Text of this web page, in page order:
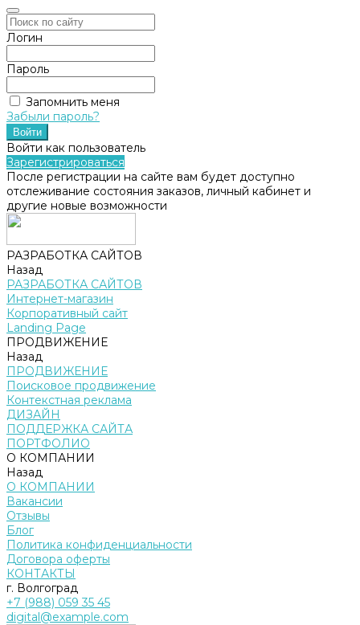
Логин
Пароль
Запомнить меня
Забыли пароль?
Войти как пользователь
Зарегистрироваться
После регистрации на сайте вам будет доступно
отслеживание состояния заказов, личный кабинет и
другие новые возможности
РАЗРАБОТКА САЙТОВ
Назад
РАЗРАБОТКА САЙТОВ
Интернет-магазин
Корпоративный сайт
Landing Page
ПРОДВИЖЕНИЕ
Назад
ПРОДВИЖЕНИЕ
Поисковое продвижение
Контекстная реклама
ДИЗАЙН
ПОДДЕРЖКА САЙТА
ПОРТФОЛИО
О КОМПАНИИ
Назад
О КОМПАНИИ
Вакансии
Отзывы
Блог
Политика конфиденциальности
Договора оферты
КОНТАКТЫ
г. Волгоград
+7 (988) 059 35 45
digital@example.com